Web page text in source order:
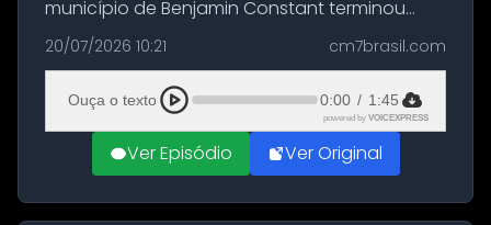
município de Benjamin Constant terminou
com a apreensão de aproximadamente 115
quilos de entorpecentes em uma
embarcação atracada no porto da cidade. O
materia...
20/07/2026 10:21 cm7brasil.com
Ouça o texto 0:00 / 1:45
powered by VOICEXPRESS
Ver Episódio Ver Original